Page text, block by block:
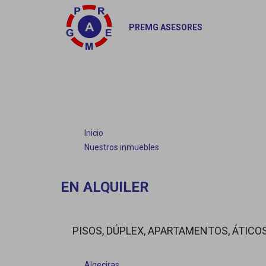
PREMG ASESORES
Inicio
Nuestros inmuebles
EN ALQUILER
PISOS, DÚPLEX, APARTAMENTOS,